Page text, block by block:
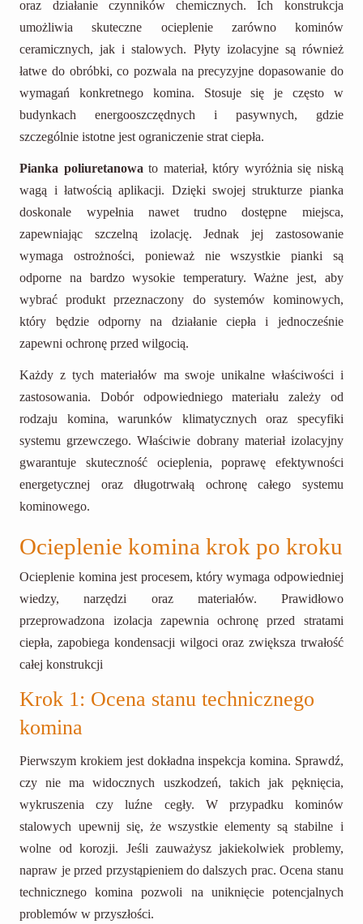
oraz działanie czynników chemicznych. Ich konstrukcja
umożliwia skuteczne ocieplenie zarówno kominów
ceramicznych, jak i stalowych. Płyty izolacyjne są również
łatwe do obróbki, co pozwala na precyzyjne dopasowanie do
wymagań konkretnego komina. Stosuje się je często w
budynkach energooszczędnych i pasywnych, gdzie
szczególnie istotne jest ograniczenie strat ciepła.
Pianka poliuretanowato materiał, który wyróżnia się niską
wagą i łatwością aplikacji. Dzięki swojej strukturze pianka
doskonale wypełnia nawet trudno dostępne miejsca,
zapewniając szczelną izolację. Jednak jej zastosowanie
wymaga ostrożności, ponieważ nie wszystkie pianki są
odporne na bardzo wysokie temperatury. Ważne jest, aby
wybrać produkt przeznaczony do systemów kominowych,
który będzie odporny na działanie ciepła i jednocześnie
zapewni ochronę przed wilgocią.
Każdy z tych materiałów ma swoje unikalne właściwości i
zastosowania. Dobór odpowiedniego materiału zależy od
rodzaju komina, warunków klimatycznych oraz specyfiki
systemu grzewczego. Właściwie dobrany materiał izolacyjny
gwarantuje skuteczność ocieplenia, poprawę efektywności
energetycznej oraz długotrwałą ochronę całego systemu
kominowego.
Ocieplenie komina krok po kroku
Ocieplenie komina jest procesem, który wymaga odpowiedniej
wiedzy, narzędzi oraz materiałów. Prawidłowo
przeprowadzona izolacja zapewnia ochronę przed stratami
ciepła, zapobiega kondensacji wilgoci oraz zwiększa trwałość
całej konstrukcji
Krok 1: Ocena stanu technicznego
komina
Pierwszym krokiem jest dokładna inspekcja komina. Sprawdź,
czy nie ma widocznych uszkodzeń, takich jak pęknięcia,
wykruszenia czy luźne cegły. W przypadku kominów
stalowych upewnij się, że wszystkie elementy są stabilne i
wolne od korozji. Jeśli zauważysz jakiekolwiek problemy,
napraw je przed przystąpieniem do dalszych prac. Ocena stanu
technicznego komina pozwoli na uniknięcie potencjalnych
problemów w przyszłości.